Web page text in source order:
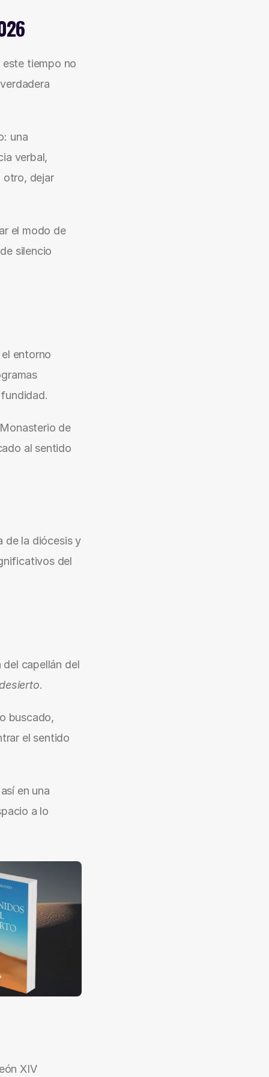
este tiempo no
una
verbal,
otro, dejar
el modo de
silencio
entorno
de
al sentido
de la diócesis y
del
capellán del
.
buscado,
el sentido
en una
a lo
XIV